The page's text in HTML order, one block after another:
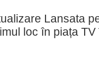
Lansata
loc în piața